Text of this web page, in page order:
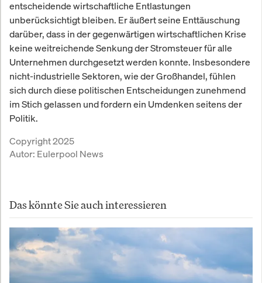
entscheidende wirtschaftliche Entlastungen
unberücksichtigt bleiben. Er äußert seine Enttäuschung
darüber, dass in der gegenwärtigen wirtschaftlichen Krise
keine weitreichende Senkung der Stromsteuer für alle
Unternehmen durchgesetzt werden konnte. Insbesondere
nicht-industrielle Sektoren, wie der Großhandel, fühlen
sich durch diese politischen Entscheidungen zunehmend
im Stich gelassen und fordern ein Umdenken seitens der
Politik.
Copyright 2025
Autor: Eulerpool News
Das könnte Sie auch interessieren